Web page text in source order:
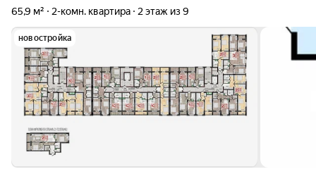
65,9 м² 2-комн. квартира 2 этаж из 9
новостройка